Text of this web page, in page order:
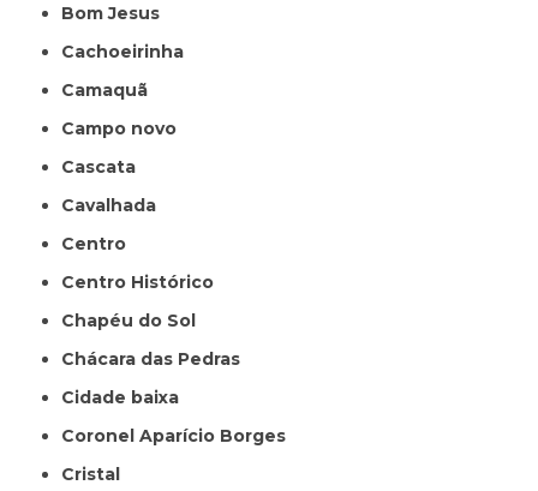
Bom Jesus
Cachoeirinha
Camaquã
Campo novo
Cascata
Cavalhada
Centro
Centro Histórico
Chapéu do Sol
Chácara das Pedras
Cidade baixa
Coronel Aparício Borges
Cristal